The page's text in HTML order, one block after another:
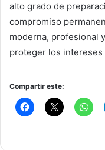
alto grado de
compromiso
moderna, profesional
proteger los intereses
Compartir este: